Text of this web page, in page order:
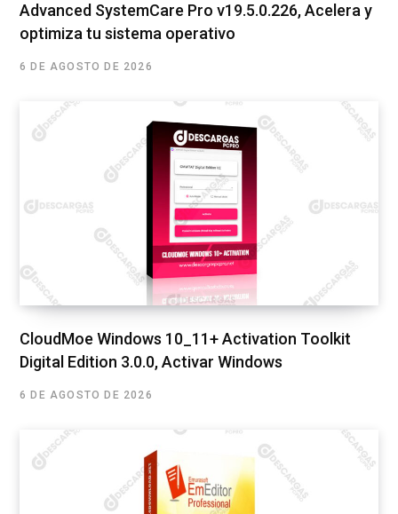
Advanced SystemCare Pro v19.5.0.226, Acelera y
optimiza tu sistema operativo
6 DE AGOSTO DE 2026
CloudMoe Windows 10_11+ Activation Toolkit
Digital Edition 3.0.0, Activar Windows
6 DE AGOSTO DE 2026